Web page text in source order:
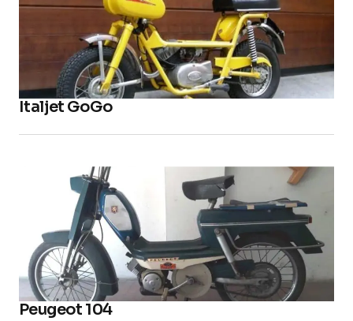
Italjet GoGo
Peugeot 104